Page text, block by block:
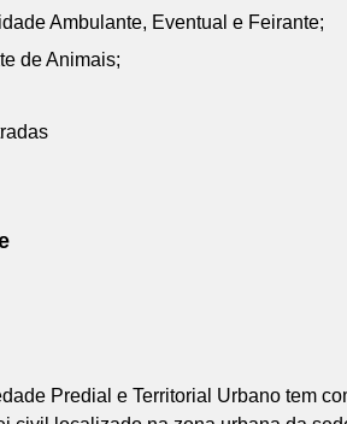
Ambulante, Eventual e Feirante;
de Animais;
Predial e Territorial Urbano tem